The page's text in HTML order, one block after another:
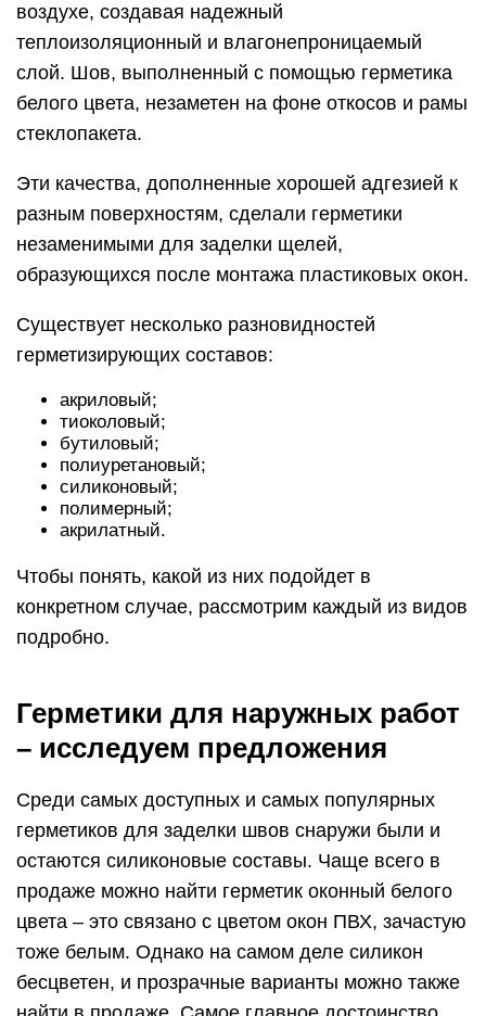
воздухе, создавая надежный
теплоизоляционный и влагонепроницаемый
слой. Шов, выполненный с помощью герметика
белого цвета, незаметен на фоне откосов и рамы
стеклопакета.
Эти качества, дополненные хорошей адгезией к
разным поверхностям, сделали герметики
незаменимыми для заделки щелей,
образующихся после монтажа пластиковых окон.
Существует несколько разновидностей
герметизирующих составов:
акриловый;
тиоколовый;
бутиловый;
полиуретановый;
силиконовый;
полимерный;
акрилатный.
Чтобы понять, какой из них подойдет в
конкретном случае, рассмотрим каждый из видов
подробно.
Герметики для наружных работ
– исследуем предложения
Среди самых доступных и самых популярных
герметиков для заделки швов снаружи были и
остаются силиконовые составы. Чаще всего в
продаже можно найти герметик оконный белого
цвета – это связано с цветом окон ПВХ, зачастую
тоже белым. Однако на самом деле силикон
бесцветен, и прозрачные варианты можно также